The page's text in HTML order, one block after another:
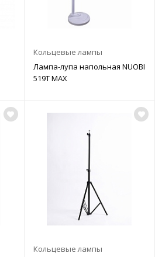
Кольцевые лампы
Лампа-лупа напольная NUOBI
519T MAX
Кольцевые лампы